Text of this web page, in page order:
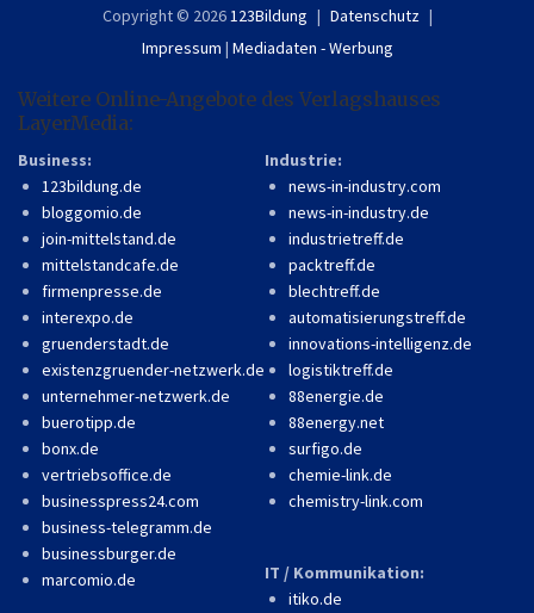
Copyright © 2026123Bildung
Datenschutz
Impressum | Mediadaten - Werbung
Weitere Online-Angebote des Verlagshauses
LayerMedia:
Business:
123bildung.de
bloggomio.de
join-mittelstand.de
mittelstandcafe.de
firmenpresse.de
interexpo.de
gruenderstadt.de
existenzgruender-netzwerk.de
unternehmer-netzwerk.de
buerotipp.de
bonx.de
vertriebsoffice.de
businesspress24.com
business-telegramm.de
businessburger.de
marcomio.de
Industrie:
news-in-industry.com
news-in-industry.de
industrietreff.de
packtreff.de
blechtreff.de
automatisierungstreff.de
innovations-intelligenz.de
logistiktreff.de
88energie.de
88energy.net
surfigo.de
chemie-link.de
chemistry-link.com
IT / Kommunikation:
itiko.de